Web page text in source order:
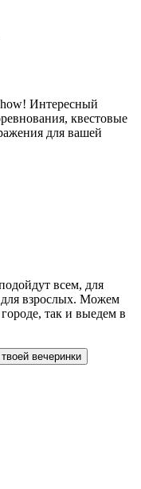
Интересный
квестовые
для вашей
всем, для
взрослых. Можем
так и выедем в
вечеринки